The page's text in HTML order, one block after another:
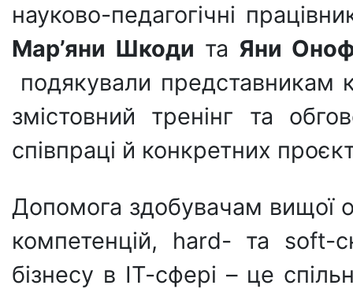
науково-педагогічні
Мар’яни Шкоди та Яни
подякували представникам
змістовний тренінг та
співпраці й конкретних
Допомога здобувачам вищої
компетенцій, hard- та soft-
бізнесу в ІТ-сфері – це